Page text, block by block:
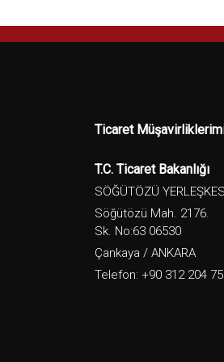
Ticaret
T.C. Ticaret Bakanlığı
SÖĞÜTÖZÜ
Söğütözü Mah. 2176.
Sk. No:63 06530
Çankaya / ANKARA
Telefon: +90 312 204